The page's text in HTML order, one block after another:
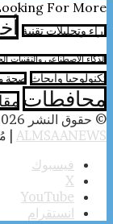
For More?
آراء وتحليلات تقنية
الذكاء الاصطناعي والتقنيات
تكنولوجيا وابحاث صحة
محافطات
© حقوق النشر 2026، جميع الحقوق محفوظة |
ALMSAANEWS
|
فيسبوك
‫X
‫YouTube
انستقرام